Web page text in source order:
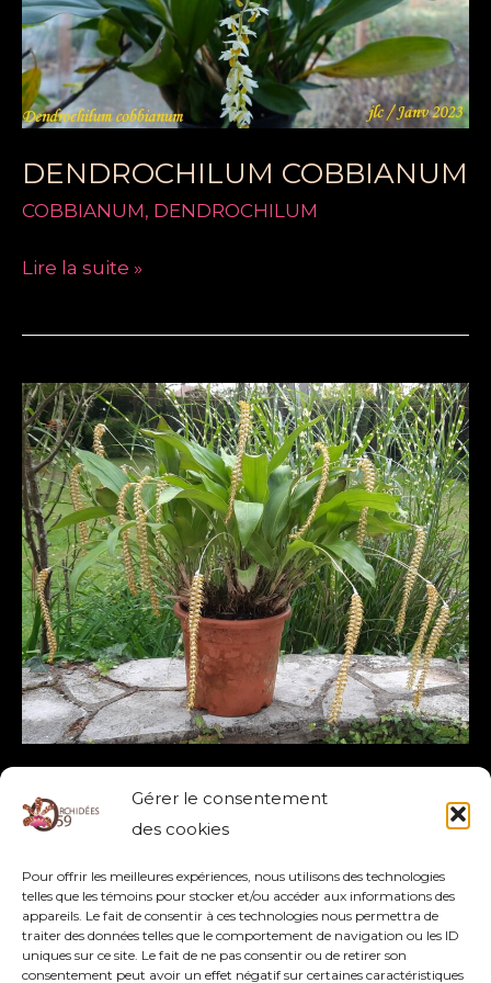
Gérer le consentement
des cookies
Pour offrir les meilleures expériences, nous utilisons des technologies
telles que les témoins pour stocker et/ou accéder aux informations des
appareils. Le fait de consentir à ces technologies nous permettra de
traiter des données telles que le comportement de navigation ou les ID
uniques sur ce site. Le fait de ne pas consentir ou de retirer son
consentement peut avoir un effet négatif sur certaines caractéristiques
DENDROCHILUM COBBIANUM
COBBIANUM, DENDROCHILUM
Lire la suite »
DENDROCHILUM MAGNUM
DENDROCHILUM,MAGNUM
DENDROCHILUM
MAGNUM
Lire la suite »